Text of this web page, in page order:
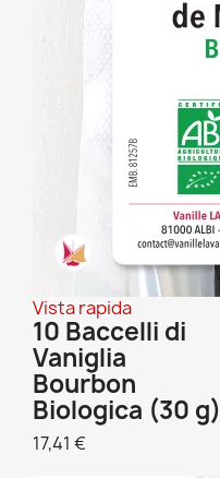
Vista rapida
10 Baccelli di
Vaniglia
Bourbon
Biologica (30 g)
17,41 €